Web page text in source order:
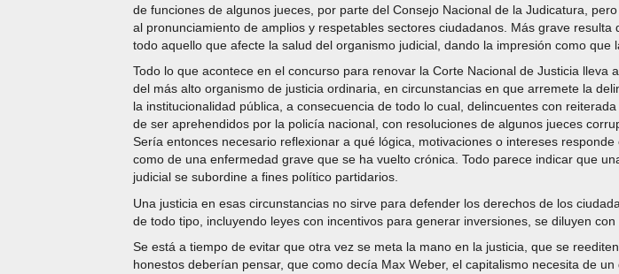
de funciones de algunos jueces, por parte del Consejo Nacional de la Judicatura,
al pronunciamiento de amplios y respetables sectores ciudadanos. Más grave
todo aquello que afecte la salud del organismo judicial, dando la impresión como que
Todo lo que acontece en el concurso para renovar la Corte Nacional de Justicia
del más alto organismo de justicia ordinaria, en circunstancias en que arremete la
la institucionalidad pública, a consecuencia de todo lo cual, delincuentes con
de ser aprehendidos por la policía nacional, con resoluciones de algunos jueces
Sería entonces necesario reflexionar a qué lógica, motivaciones o intereses
como de una enfermedad grave que se ha vuelto crónica. Todo parece indicar que
judicial se subordine a fines político partidarios.
Una justicia en esas circunstancias no sirve para defender los derechos de los
de todo tipo, incluyendo leyes con incentivos para generar inversiones, se diluyen
Se está a tiempo de evitar que otra vez se meta la mano en la justicia, que se
honestos deberían pensar, que como decía Max Weber, el capitalismo necesita de